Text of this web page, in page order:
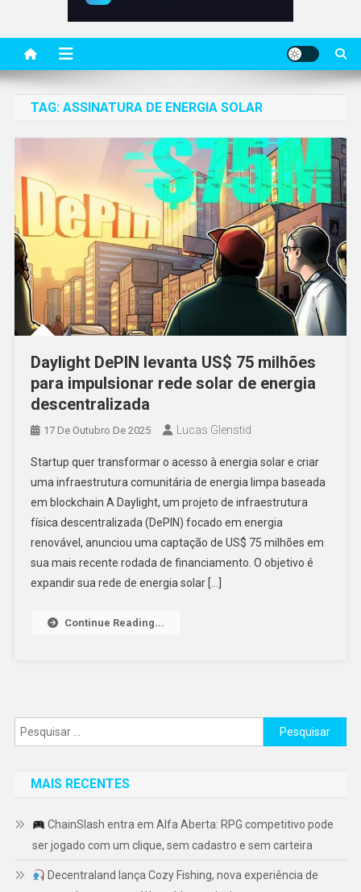
TAG: ASSINATURA DE ENERGIA SOLAR
Daylight DePIN levanta US$ 75 milhões
para impulsionar rede solar de energia
descentralizada
17 De Outubro De 2025 Lucas Glenstid
Startup quer transformar o acesso à energia solar e criar
uma infraestrutura comunitária de energia limpa baseada
em blockchain A Daylight, um projeto de infraestrutura
física descentralizada (DePIN) focado em energia
renovável, anunciou uma captação de US$ 75 milhões em
sua mais recente rodada de financiamento. O objetivo é
expandir sua rede de energia solar […]
Continue Reading...
Pesquisar
por:
MAIS RECENTES
ChainSlash entra em Alfa Aberta: RPG competitivo pode
ser jogado com um clique, sem cadastro e sem carteira
Decentraland lança Cozy Fishing, nova experiência de